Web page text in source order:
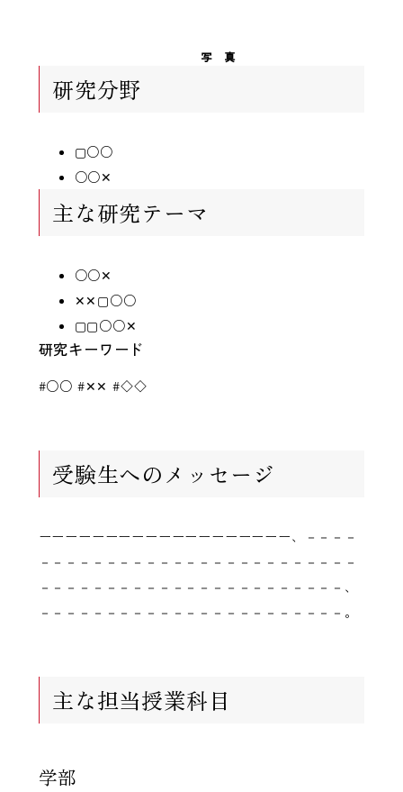
写 真
研究分野
▢○○
○○✕
主な研究テーマ
○○✕
✕✕▢○○
▢▢○○✕
研究キーワード
#○○ #✕✕ #◇◇
受験生へのメッセージ
ーーーーーーーーーーーーーーーーーーー、－－－－
－－－－－－－－－－－－－－－－－－－－－－－－
－－－－－－－－－－－－－－－－－－－－－－－、
－－－－－－－－－－－－－－－－－－－－－－－。
主な担当授業科目
学部